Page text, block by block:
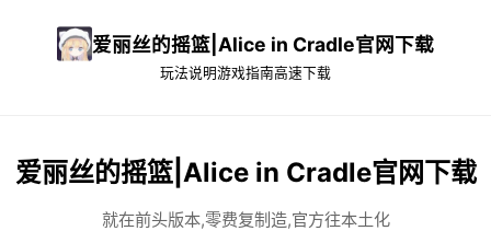
爱丽丝的摇篮|Alice in Cradle官网下载
玩法说明游戏指南高速下载
爱丽丝的摇篮|Alice in Cradle官网下载
就在前头版本,零费复制造,官方往本土化